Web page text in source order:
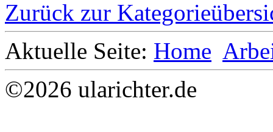
Zurück zur
Aktuelle Seite: Home
©2026 ularichter.de